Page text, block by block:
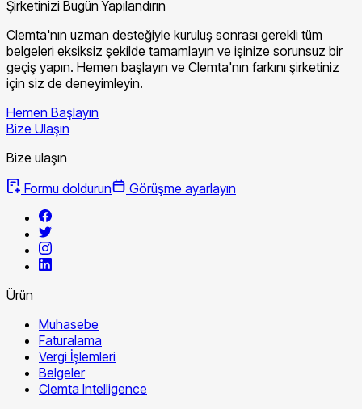
Şirketinizi Bugün Yapılandırın
Clemta'nın uzman desteğiyle kuruluş sonrası gerekli tüm
belgeleri eksiksiz şekilde tamamlayın ve işinize sorunsuz bir
geçiş yapın. Hemen başlayın ve Clemta'nın farkını şirketiniz
için siz de deneyimleyin.
Hemen Başlayın
Bize Ulaşın
Bize ulaşın
Formu doldurun
Görüşme ayarlayın
Ürün
Muhasebe
Faturalama
Vergi İşlemleri
Belgeler
Clemta Intelligence